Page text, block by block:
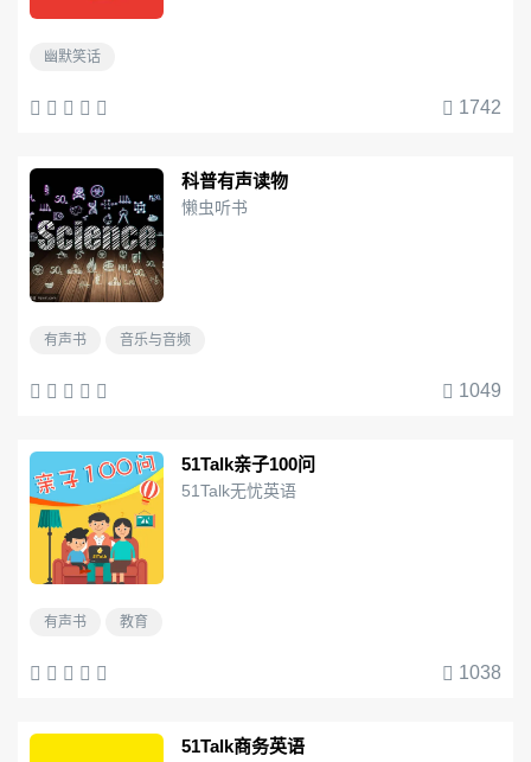
幽默笑话
1742
科普有声读物
懒虫听书
有声书 音乐与音频
1049
51Talk亲子100问
51Talk无忧英语
有声书 教育
1038
51Talk商务英语